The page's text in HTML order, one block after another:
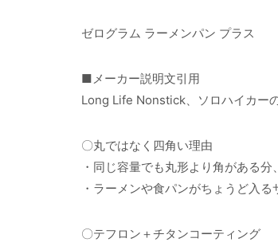
ゼログラム ラーメンパン プラス
■メーカー説明文引用
Long Life Nonstick、ソロハイカー
〇丸ではなく四角い理由
・同じ容量でも丸形より角がある分
・ラーメンや食パンがちょうど入る
〇テフロン＋チタンコーティング